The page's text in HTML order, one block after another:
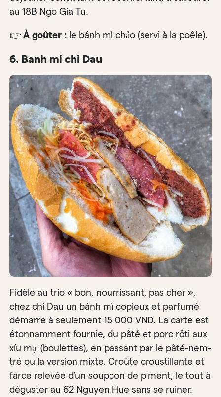
au 18B Ngo Gia Tu.
👉À goûter : le bánh mì chảo (servi à la poêle).
6. Banh mi chi Dau
Fidèle au trio « bon, nourrissant, pas cher »,
chez chi Dau un bánh mì copieux et parfumé
démarre à seulement 15 000 VND. La carte est
étonnamment fournie, du pâté et porc rôti aux
xíu mại (boulettes), en passant par le pâté-nem-
tré ou la version mixte. Croûte croustillante et
farce relevée d’un soupçon de piment, le tout à
déguster au 62 Nguyen Hue sans se ruiner.